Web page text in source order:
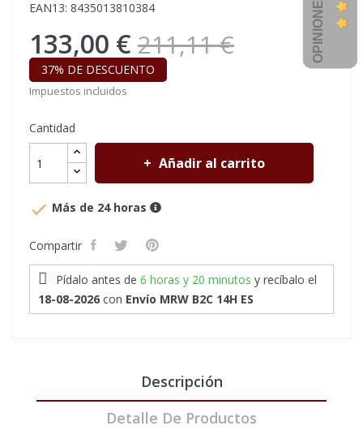
EAN13: 8435013810384
133,00 € 211,11 €
37% DE DESCUENTO
Impuestos incluidos
Cantidad
Añadir al carrito
 Más de 24 horas
Compartir
Pídalo antes de 6 horas y 20 minutos y recíbalo el
18-08-2026 con Envío MRW B2C 14H ES
Descripción
Detalle De Productos